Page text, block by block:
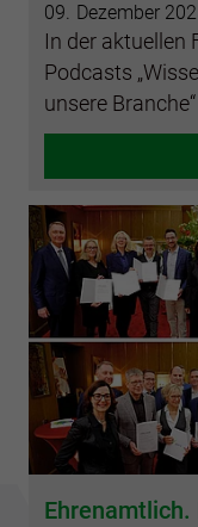
09. Dezember
In der aktuellen
Podcasts
unsere